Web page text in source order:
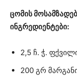
ცომის
ინგრედიენტები:
2,5 ჩ. ჭ.
200 გრ